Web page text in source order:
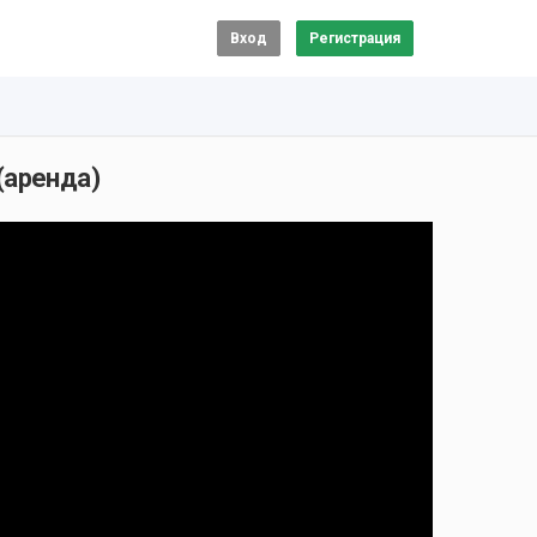
Вход Регистрация